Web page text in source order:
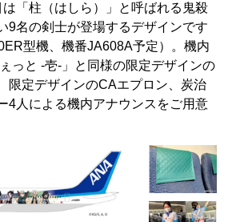
「柱（はしら）」と呼ばれる鬼殺
9名の剣士が登場するデザインです
型機、機番JA608A予定）。機内
っと -壱-」と同様の限定デザインの
限定デザインのCAエプロン、炭治
4人による機内アナウンスをご用意